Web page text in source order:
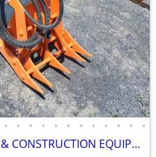
• • • • • • • • • • • •
EXCAVATOR ATTACHMENTS & CONSTRUCTION EQUIPMENT ON SALE!!!